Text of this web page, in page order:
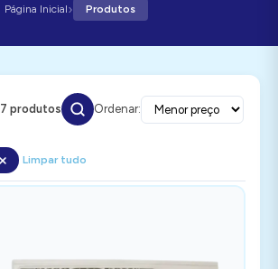
Página Inicial› Produtos
7 produtos Ordenar:
Limpar tudo